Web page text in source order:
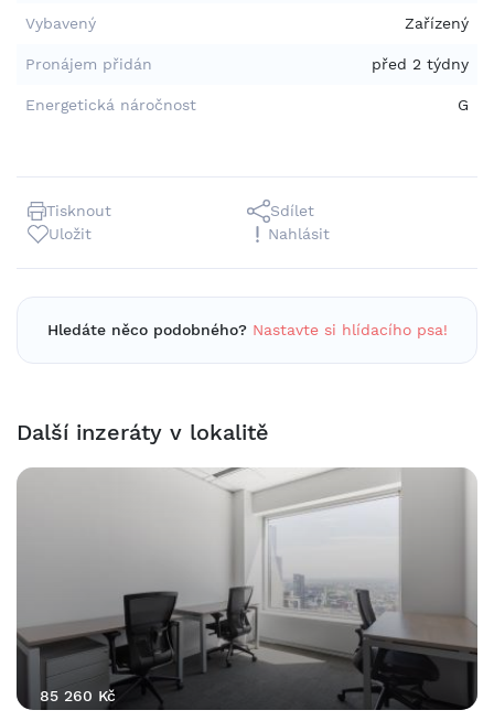
Tisknout
Sdílet
Uložit
Nahlásit
Hledáte něco podobného? Nastavte si hlídacího psa!
Vybavený Zařízený
Pronájem přidán před 2 týdny
Energetická náročnost G
Další inzeráty v lokalitě
85 260 Kč